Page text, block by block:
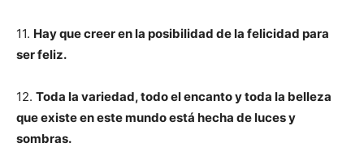
11. Hay que creer en la posibilidad de la felicidad para
ser feliz.
12. Toda la variedad, todo el encanto y toda la belleza
que existe en este mundo está hecha de luces y
sombras.